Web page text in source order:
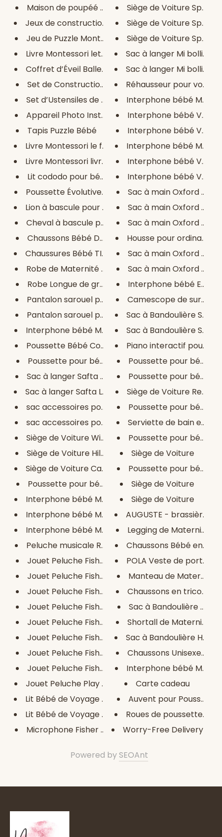
Maison de poupéé en bois
Jeux de construction magnétiqu...
Jeu de Puzzle Montessori
Livre Montessori lettre 3D
Coffret d’Éveil Balle Montesso...
Set de Construction Magnétique...
Set d’Ustensiles de Cuisine MI...
Appareil Photo Instantané
Tapis Puzzle Bébé
Livre Montessori le feutre
Livre Montessori livre arc-en-...
Lit cododo pour bébé avec mate...
Poussette Évolutive BébéJet
Lion à bascule pour bébés
Cheval à bascule pour bébés
Chaussons Bébé Dgrandiose
Chaussures Bébé TIBAMO
Robe de Maternité the Sprinkle...
Robe Longue de grossesse Vinta...
Pantalon sarouel pour femme I ...
Pantalon sarouel pour femme I ...
Interphone bébé Motorola
Poussette Bébé Confort Grise
Poussette pour bébé New Giro T...
Sac à langer Safta Marsala Ros...
Sac à langer Safta Leaves Turq...
sac accessoires pour bébé Saft...
sac accessoires pour bébé Saft...
Siège de Voiture Winnie The Po...
Siège de Voiture Hilo CZ11032 ...
Siège de Voiture Cars CZ10285 ...
Poussette pour bébé Mickey Mou...
Interphone bébé Motorola VM44 ...
Interphone bébé Motorola PIP12...
Interphone bébé Motorola PIP15...
Peluche musicale Reig Ours 20c...
Jouet Peluche Fisher Price Gir...
Jouet Peluche Fisher Price Elé...
Jouet Peluche Fisher Price Sin...
Jouet Peluche Fisher Price Lio...
Jouet Peluche Fisher Price Elé...
Jouet Peluche Fisher Price Our...
Jouet Peluche Fisher Price 30 ...
Jouet Peluche Fisher Price Cro...
Jouet Peluche Play by Play 20 ...
Lit Bébé de Voyage Mickey Mous...
Lit Bébé de Voyage Winnie The ...
Microphone Fisher Price Fisher...
Siège de Voiture Sparco
Siège de Voiture Sparco
Siège de Voiture Sparco
Sac à langer Mi bollito
Sac à langer Mi bollito
Réhausseur pour voiture
Interphone bébé
Interphone bébé Vtech
Interphone bébé Vtech
Interphone bébé
Interphone bébé Vtech
Interphone bébé Vtech
Sac à main Oxford B-
Sac à main Oxford B-
Sac à main Oxford B-
Housse pour ordinateur
Sac à main Oxford B-
Sac à main Oxford B-
Interphone bébé Ezviz
Camescope de
Sac à Bandoulière Safta
Sac à Bandoulière Safta
Piano interactif pour
Poussette pour bébé
Poussette pour bébé
Siège de Voiture Recaro
Poussette pour bébé
Serviette de bain en
Poussette pour bébé
Siège de Voiture
Poussette pour bébé
Siège de Voiture
Siège de Voiture
AUGUSTE - brassière
Legging de Maternité
Chaussons Bébé en
POLA Veste de portage
Manteau de Maternité
Chaussons en tricot
Sac à Bandoulière
Shortall de Maternité
Sac à Bandoulière Harry
Chaussons Unisexes
Interphone bébé
Carte cadeau
Auvent pour Poussette
Roues de poussette
Worry-Free Delivery
Powered by SEOAnt